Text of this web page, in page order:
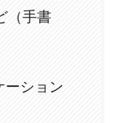
（手書
ーション